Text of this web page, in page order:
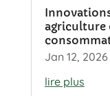
agriculture
Jan 12, 2026
lire plus